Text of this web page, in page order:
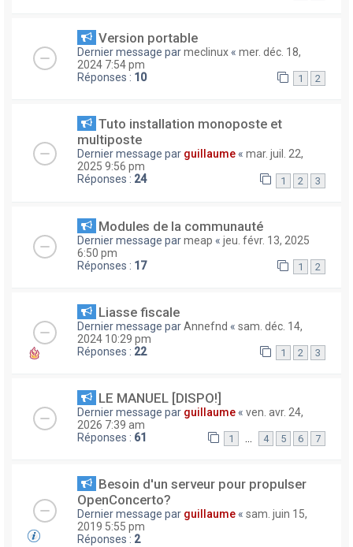
Version portable
Dernier message parmeclinux « mer. déc. 18,
2024 7:54 pm
Réponses : 10 1 2
Tuto installation monoposte et
multiposte
Dernier message par guillaume « mar. juil. 22,
2025 9:56 pm
Réponses : 24 1 2 3
Modules de la communauté
Dernier message parmeap « jeu. févr. 13, 2025
6:50 pm
Réponses : 17 1 2
Liasse fiscale
Dernier message parAnnefnd « sam. déc. 14,
2024 10:29 pm
Réponses : 22 1 2 3
LE MANUEL [DISPO!]
Dernier message par guillaume « ven. avr. 24,
2026 7:39 am
Réponses : 61 1 … 4 5 6 7
Besoin d'un serveur pour propulser
OpenConcerto?
Dernier message par guillaume « sam. juin 15,
2019 5:55 pm
Réponses : 2